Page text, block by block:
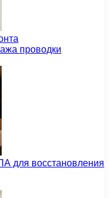
проводки
для восстановления